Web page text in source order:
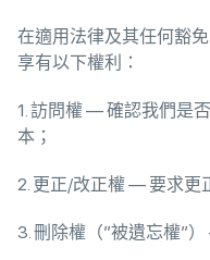
在適用法律及其任何豁
享有以下權利：
1. 訪問權 — 確認我們是
本；
2. 更正/改正權 — 要求更
3. 刪除權（”被遺忘權”